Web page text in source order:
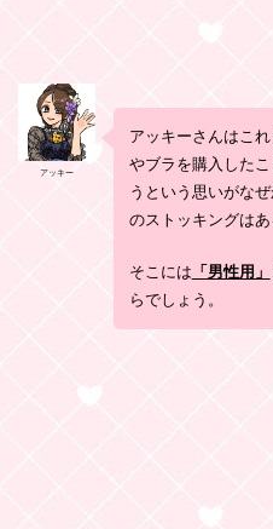
アッキー
アッキーさんはこ
やブラを購入した
うという思いがな
のストッキングはあ
そこには 「男性用」
らでしょう。